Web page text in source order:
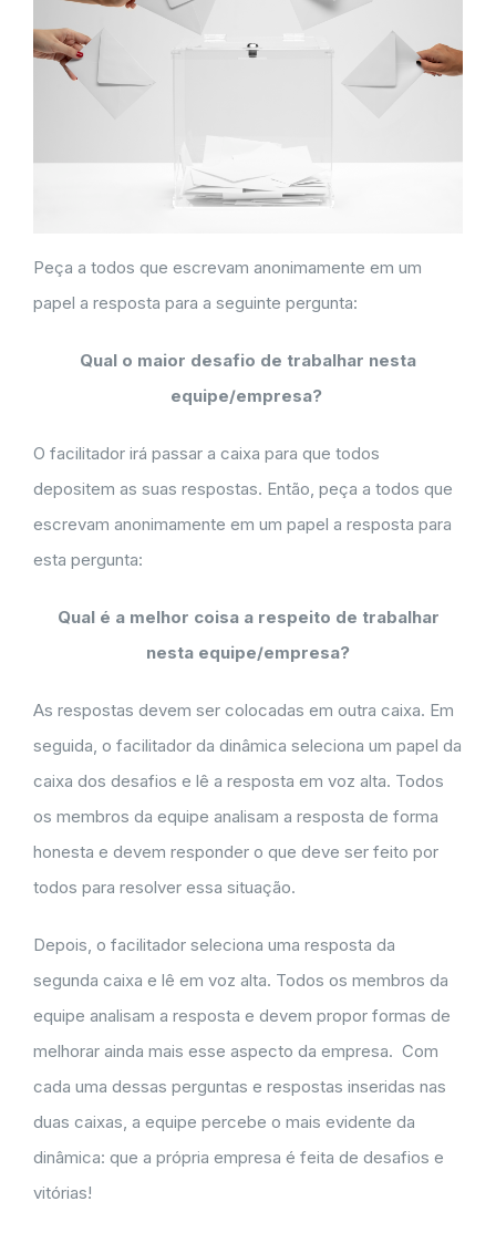
Peça a todos que escrevam anonimamente em um
papel a resposta para a seguinte pergunta:
Qual o maior desafio de trabalhar nesta
equipe/empresa?
O facilitador irá passar a caixa para que todos
depositem as suas respostas. Então, peça a todos que
escrevam anonimamente em um papel a resposta para
esta pergunta:
Qual é a melhor coisa a respeito de trabalhar
nesta equipe/empresa?
As respostas devem ser colocadas em outra caixa. Em
seguida, o facilitador da dinâmica seleciona um papel da
caixa dos desafios e lê a resposta em voz alta. Todos
os membros da equipe analisam a resposta de forma
honesta e devem responder o que deve ser feito por
todos para resolver essa situação.
Depois, o facilitador seleciona uma resposta da
segunda caixa e lê em voz alta. Todos os membros da
equipe analisam a resposta e devem propor formas de
melhorar ainda mais esse aspecto da empresa. Com
cada uma dessas perguntas e respostas inseridas nas
duas caixas, a equipe percebe o mais evidente da
dinâmica: que a própria empresa é feita de desafios e
vitórias!